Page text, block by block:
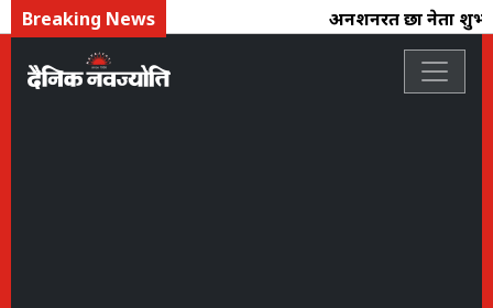
Breaking News अनशनरत छात्र नेता